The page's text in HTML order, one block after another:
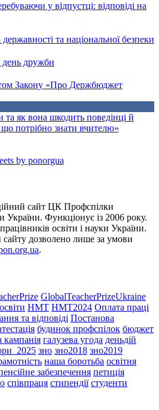
у відпустці: відповіді на
та національної безпеки
дружби
Закону «Про Держбюджет
як вона шкодить поведінці й
потрібно знати вчителю»
by ponorgua
сайт ЦК Профспілки
України. Функціонує із 2006 року.
освіти і науки України.
сайту дозволено лише за умови
.
GlobalTeacherPrizeUkraine
НМТ НМТ2024 Оплата праці
та відповіді Постанова
будинок профспілок бюджет
кампанія галузева угода деньдій
зно зно2018 зно2019
наша боротьба освітня
забезпечення петиція
співпраця стипендії студенти